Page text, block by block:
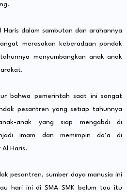
dalam sambutan dan arahannya
merasakan keberadaan pondok
menyumbangkan anak-anak
bahwa pemerintah saat ini sangat
pesantren yang setiap tahunnya
anak yang siap mengabdi di
imam dan memimpin do’a di
Haris.
pesantren, sumber daya manusia ini
hari ini di SMA SMK belum tau itu